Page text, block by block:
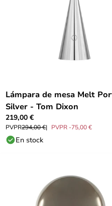
Lámpara de mesa Melt
Silver - Tom Dixon
219,00 €
PVPR294,00 € PVPR -75,00 €
En stock